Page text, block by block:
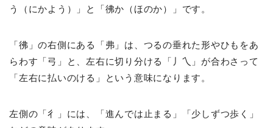
う（にかよう）」と「彿か（ほのか）」です。
「彿」の右側にある「弗」は、つるの垂れた形やひもをあ
らわす「弓」と、左右に切り分ける「丿乀」が合わさって
「左右に払いのける」という意味になります。
左側の「彳」には、「進んでは止まる」「少しずつ歩く」